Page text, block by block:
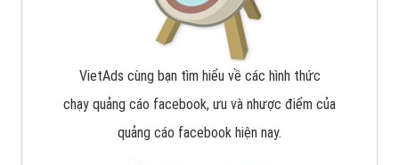
VietAds cùng bạn tìm hiểu về các hình thức
chạy quảng cáo facebook, ưu và nhược điểm của
quảng cáo facebook hiện nay.